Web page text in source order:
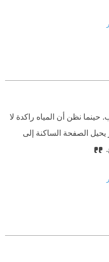
نظن أن المياه راكدة لا
الصفحة الساكنة إلى